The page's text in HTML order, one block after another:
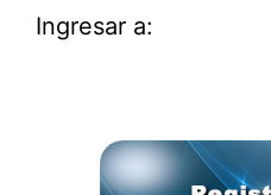
Ingresar a: